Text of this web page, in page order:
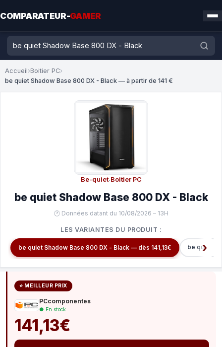
COMPARATEUR-GAMER
Accueil›Boitier PC›
be quiet Shadow Base 800 DX - Black — à partir de 141 €
Be-quiet·Boitier PC
be quiet Shadow Base 800 DX - Black
🕐 Données datant du 10/08/2026 – 13H
LES VARIANTES DU PRODUIT :
be quiet Shadow Base 800 DX - Black — dès 141,13€ be quiet
⭐ MEILLEUR PRIX
PCcomponentes
● En stock
141,13€